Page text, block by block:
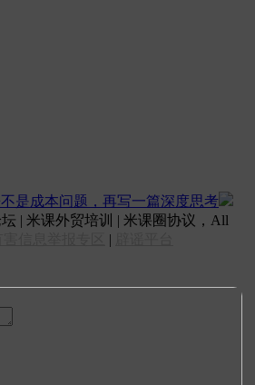
是成本问题，再写一篇深度思考
坛 | 米课外贸培训 | 米课圈协议，All
|